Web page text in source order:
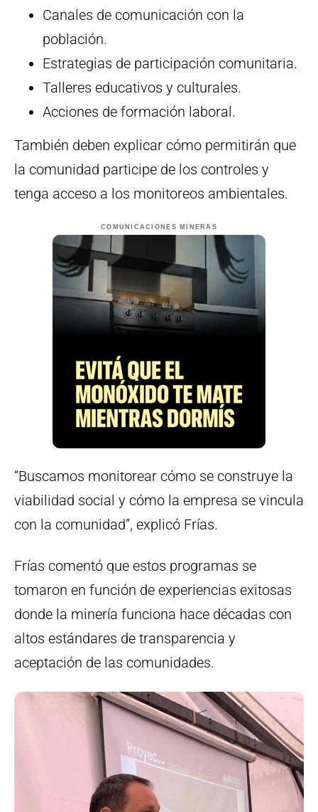
Canales de comunicación con la
población.
Estrategias de participación comunitaria.
Talleres educativos y culturales.
Acciones de formación laboral.
También deben explicar cómo permitirán que
la comunidad participe de los controles y
tenga acceso a los monitoreos ambientales.
COMUNICACIONES MINERAS
“Buscamos monitorear cómo se construye la
viabilidad social y cómo la empresa se vincula
con la comunidad”, explicó Frías.
Frías comentó que estos programas se
tomaron en función de experiencias exitosas
donde la minería funciona hace décadas con
altos estándares de transparencia y
aceptación de las comunidades.